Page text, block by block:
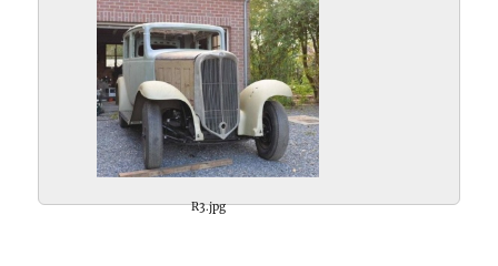
R3.jpg